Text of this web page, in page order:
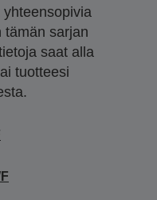
tämän sarjan
saat alla
tuotteesi